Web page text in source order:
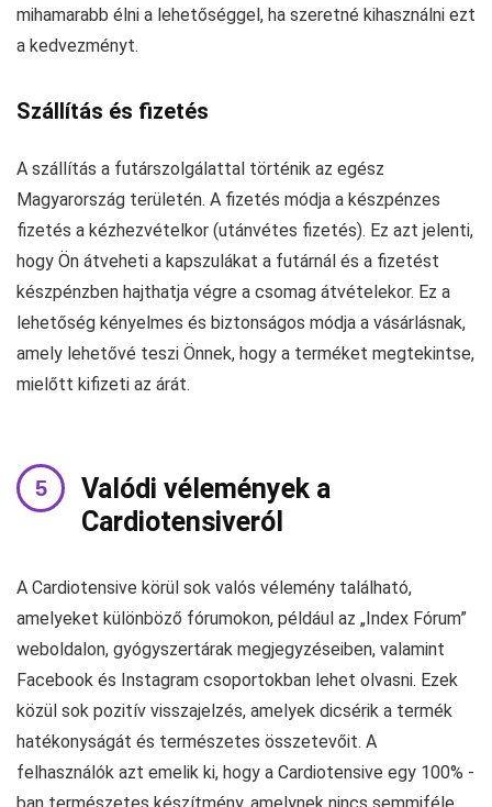
mihamarabb élni a lehetőséggel, ha szeretné kihasználni ezt
a kedvezményt.
Szállítás és fizetés
A szállítás a futárszolgálattal történik az egész
Magyarország területén. A fizetés módja a készpénzes
fizetés a kézhezvételkor (utánvétes fizetés). Ez azt jelenti,
hogy Ön átveheti a kapszulákat a futárnál és a fizetést
készpénzben hajthatja végre a csomag átvételekor. Ez a
lehetőség kényelmes és biztonságos módja a vásárlásnak,
amely lehetővé teszi Önnek, hogy a terméket megtekintse,
mielőtt kifizeti az árát.
Valódi vélemények a
Cardiotensiveról
A Cardiotensive körül sok valós vélemény található,
amelyeket különböző fórumokon, például az „Index Fórum”
weboldalon, gyógyszertárak megjegyzéseiben, valamint
Facebook és Instagram csoportokban lehet olvasni. Ezek
közül sok pozitív visszajelzés, amelyek dicsérik a termék
hatékonyságát és természetes összetevőit. A
felhasználók azt emelik ki, hogy a Cardiotensive egy 100% -
ban természetes készítmény, amelynek nincs semmiféle